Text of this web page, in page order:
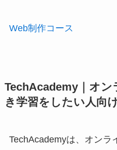
Web制作コース
TechAcademy｜オ
き学習をしたい人向
TechAcademyは、オンラ